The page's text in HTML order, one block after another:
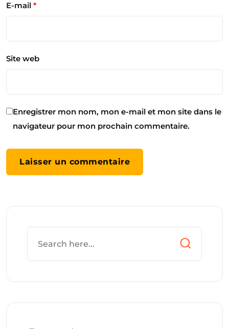
E-mail *
Site web
Enregistrer mon nom, mon e-mail et mon site dans le
navigateur pour mon prochain commentaire.